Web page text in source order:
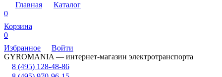
Главная
Каталог
0
Корзина
0
Избранное
Войти
GYROMANIA — интернет-магазин электротранспорта
8 (495) 128-48-86